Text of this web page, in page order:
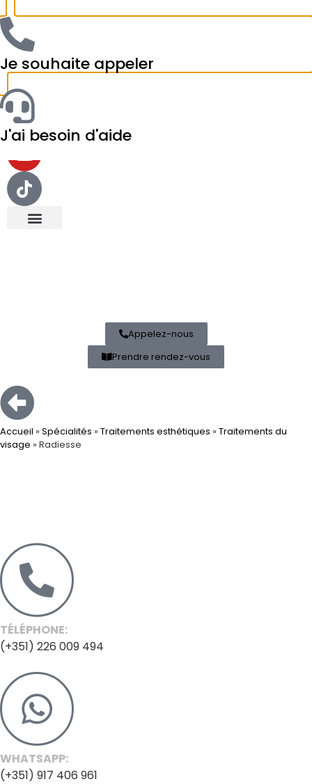
Appelez-nous
Prendre rendez-vous
Accueil »Spécialités »Traitements esthétiques »Traitements du
visage »Radiesse
TÉLÉPHONE:
(+351) 226 009 494
WHATSAPP:
(+351) 917 406 961
Je souhaite appeler
J'ai besoin d'aide